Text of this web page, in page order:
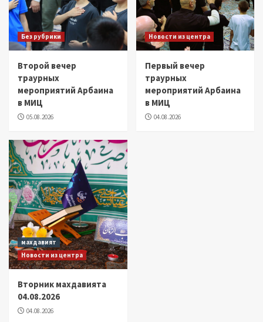
Без рубрики
Второй вечер
траурных
мероприятий Арбаина
в МИЦ
05.08.2026
Новости из центра
Первый вечер
траурных
мероприятий Арбаина
в МИЦ
04.08.2026
махдавият
Новости из центра
Вторник махдавията
04.08.2026
04.08.2026